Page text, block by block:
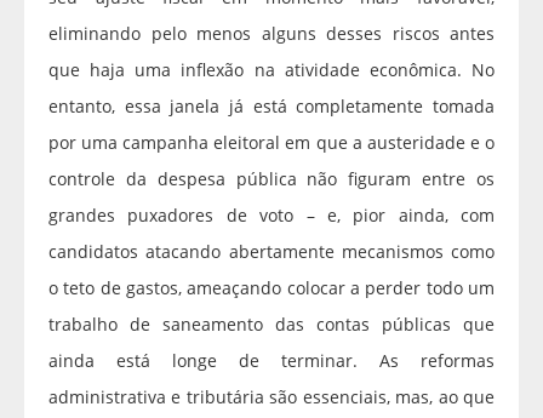
eliminando pelo menos alguns desses riscos antes
que haja uma inflexão na atividade econômica. No
entanto, essa janela já está completamente tomada
por uma campanha eleitoral em que a austeridade e o
controle da despesa pública não figuram entre os
grandes puxadores de voto – e, pior ainda, com
candidatos atacando abertamente mecanismos como
o teto de gastos, ameaçando colocar a perder todo um
trabalho de saneamento das contas públicas que
ainda está longe de terminar. As reformas
administrativa e tributária são essenciais, mas, ao que